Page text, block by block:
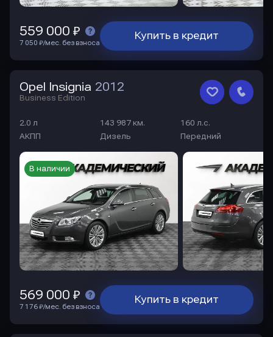
Купить в кредит
559 000 ₽
7 050 ₽/мес. без взноса
Opel Insignia 2012
Business Edition
2.0 л 143 987 км.
160 л.с.
АКПП
Дизель Передний
В наличии
Купить в кредит
569 000 ₽
7 176 ₽/мес. без взноса